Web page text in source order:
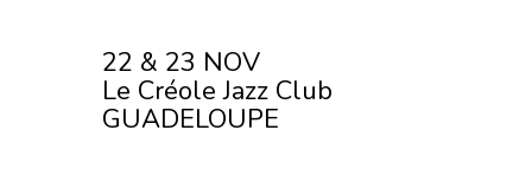
22 & 23 NOV
Le Créole Jazz Club
GUADELOUPE